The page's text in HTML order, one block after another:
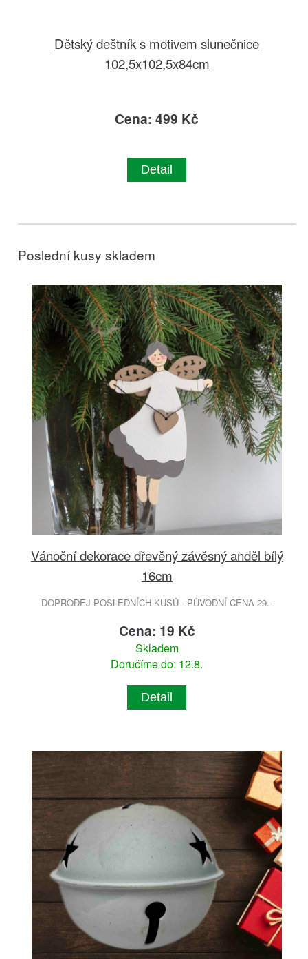
Dětský deštník s motivem slunečnice
102,5x102,5x84cm
Cena: 499 Kč
Detail
Poslední kusy skladem
Vánoční dekorace dřevěný závěsný anděl bílý
16cm
DOPRODEJ POSLEDNÍCH KUSŮ - PŮVODNÍ CENA 29.-
Cena: 19 Kč
Skladem
Doručíme do: 12.8.
Detail